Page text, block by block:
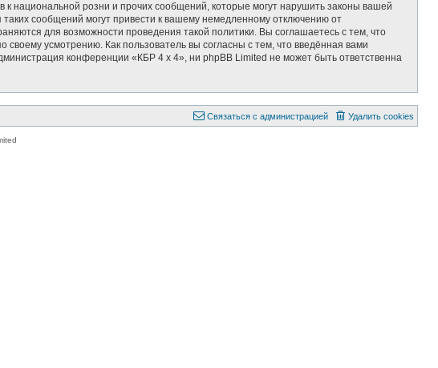
национальной розни и прочих сообщений, которые могут нарушить законы вашей
сообщений могут привести к вашему немедленному отключению от
для возможности проведения такой политики. Вы соглашаетесь с тем, что
усмотрению. Как пользователь вы согласны с тем, что введённая вами
конференции «КБР 4 x 4», ни phpBB Limited не может быть ответственна
Удалить cookies
Связаться с администрацией